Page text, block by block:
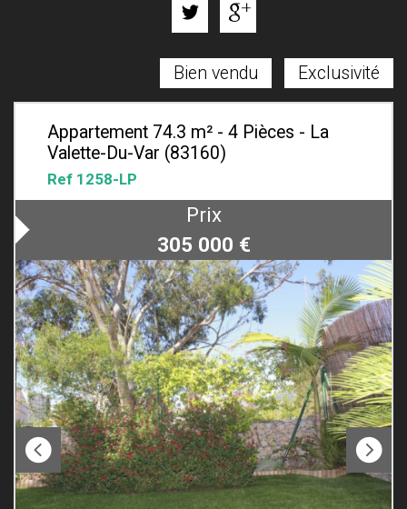
Bien vendu Exclusivité
Appartement 74.3 m² - 4 Pièces - La
Valette-Du-Var (83160)
Ref 1258-LP
Prix
305 000 €